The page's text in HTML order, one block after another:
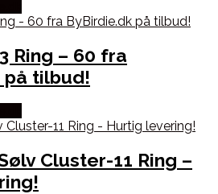
Ring – 60 fra
på tilbud!
Cluster-11 Ring –